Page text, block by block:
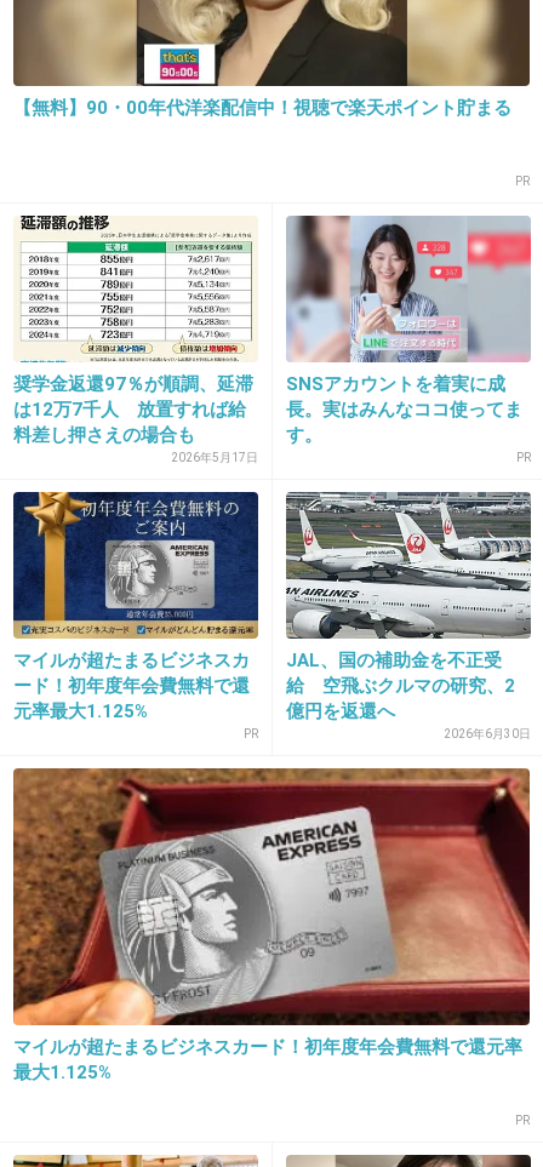
+62
15. 匿名2013/03/21(木) 01:01:47
＞余計逆鱗に触れそうなんですが・・・・
+61 -0
2013/03/21(木) 01:02:01
＞「両国民の信仰の対象である仏像が論難に包
まれているが、国民が受けた衝撃をなだめ、祀
られた仏像がその土地を離れたために起こる憂
慮を慰霊祭で解決しようと訪問を決めた」と明
けっこうです！！
+37 -0
17. 匿名2013/03/21(木) 01:02:39
韓国の祈とう師って仏教かんけいなくない？
+47 -0
【無料】90・00年代洋楽配信中！視聴で楽天ポイント貯まる
PR
奨学金返還97％が順調、延滞
は12万7千人 放置すれば給
料差し押さえの場合も
2026年5月17日
SNSアカウントを着実に成
長。実はみんなココ使ってま
す。
PR
マイルが超たまるビジネスカ
ード！初年度年会費無料で還
元率最大1.125%
PR
JAL、国の補助金を不正受
給 空飛ぶクルマの研究、2
億円を返還へ
2026年6月30日
マイルが超たまるビジネスカード！初年度年会費無料で還元率
最大1.125%
PR